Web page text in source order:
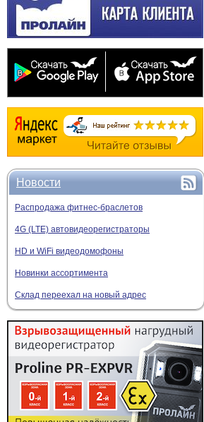
Новости
Распродажа фитнес-браслетов
4G (LTE) автовидеорегистраторы
HD и WiFi видеодомофоны
Новинки ассортимента
Склад переехал на новый адрес